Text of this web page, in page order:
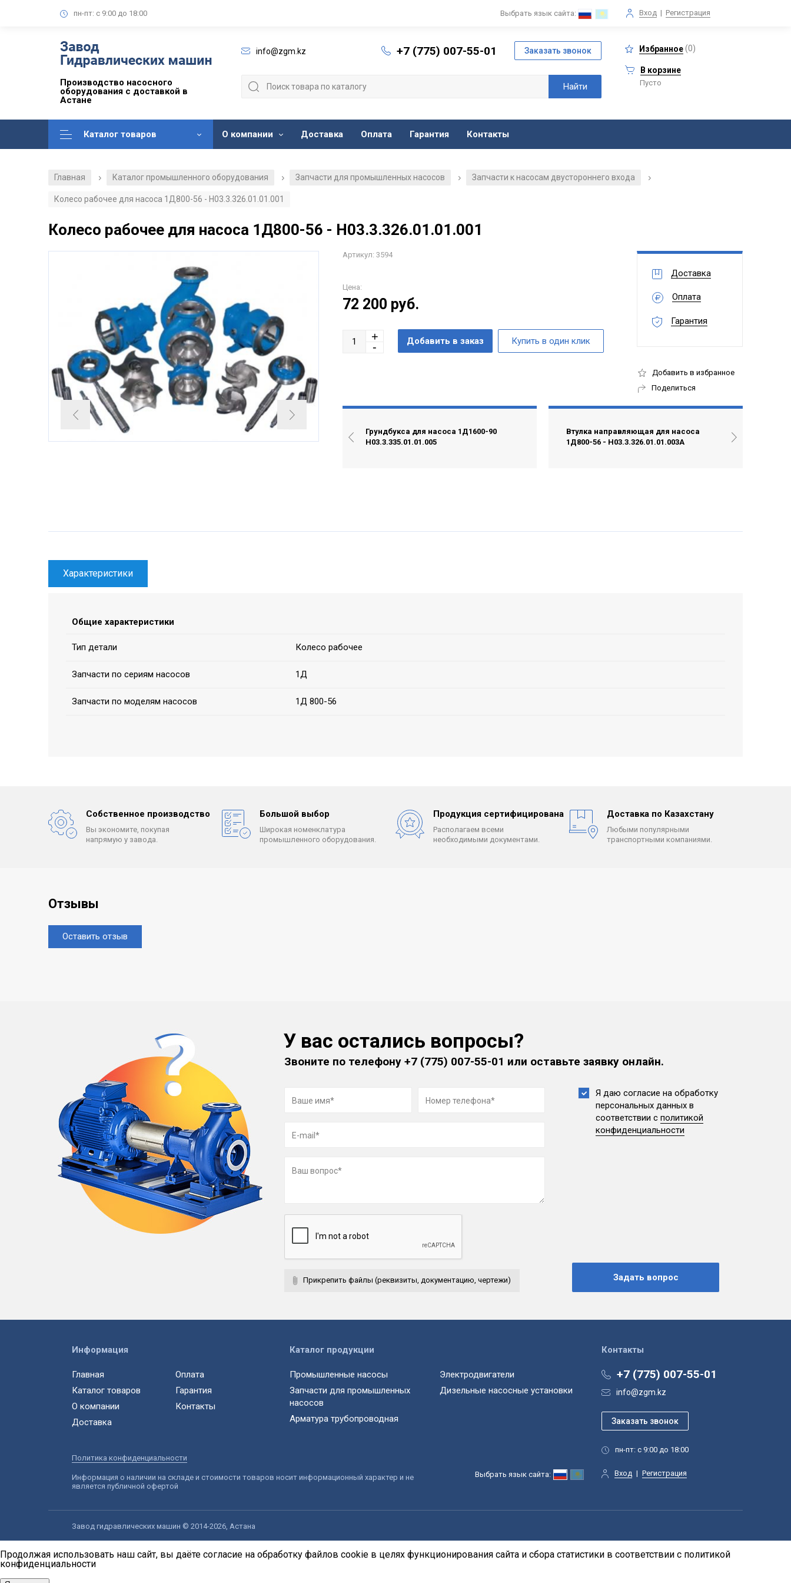
пн-пт: с 9:00 до 18:00 Вход | Регистрация
Выбрать язык сайта:
Производство насосного
оборудования с доставкой в
Астане
info@zgm.kz +7 (775) 007-55-01 Избранное(0)
В корзине
Пусто
Каталог товаров О компании Доставка Оплата Гарантия Контакты
Главная / Каталог промышленного оборудования / Запчасти для промышленных насосов / Запчасти к насосам двустороннего входа
/
Колесо рабочее для насоса 1Д800-56 - Н03.3.326.01.01.001
Колесо рабочее для насоса 1Д800-56 - Н03.3.326.01.01.001
Артикул: 3594
Цена:
72 200 руб.
Доставка
Оплата
Гарантия
Добавить в избранное
Поделиться
Грундбукса для насоса 1Д1600-90
Н03.3.335.01.01.005
Втулка направляющая для насоса
1Д800-56 - Н03.3.326.01.01.003А
Характеристики
Общие характеристики
Тип детали Колесо рабочее
Запчасти по сериям насосов 1Д
Запчасти по моделям насосов 1Д 800-56
Собственное производство
Вы экономите, покупая
напрямую у завода.
Большой выбор
Широкая номенклатура
промышленного оборудования.
Продукция сертифицирована
Располагаем всеми
необходимыми документами.
Доставка по Казахстану
Любыми популярными
транспортными компаниями.
Отзывы
Оставить отзыв
У вас остались вопросы?
Звоните по телефону+7 (775) 007-55-01 или оставьте заявку онлайн.
Прикрепить файлы (реквизиты, документацию, чертежи)
Я даю согласие на обработку
персональных данных в
соответствии с политикой
конфиденциальности
Контакты
+7 (775) 007-55-01
info@zgm.kz
пн-пт: с 9:00 до 18:00
Вход | Регистрация
Выбрать язык сайта:
Информация
Главная
Каталог товаров
О компании
Доставка
Оплата
Гарантия
Контакты
Каталог продукции
Промышленные насосы
Запчасти для промышленных
насосов
Арматура трубопроводная
Электродвигатели
Дизельные насосные установки
Политика конфиденциальности
Информация о наличии на складе и стоимости товаров носит информационный характер и не
является публичной офертой
Завод гидравлических машин © 2014-2026, Астана
Продолжая использовать наш сайт, вы даёте согласие на обработку файлов cookie в целях функционирования сайта и сбора статистики в соответствии с политикой
конфиденциальности